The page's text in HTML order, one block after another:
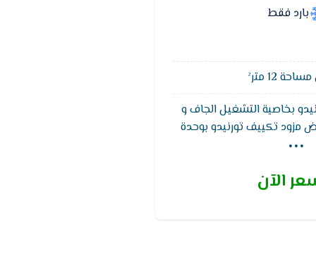
بارد فقط
12 متر²
بخاصية التشغيل الجاف و
مزود تكييف تورنيدو بوحدة
بخاصية التبريد السريع و...
الآن